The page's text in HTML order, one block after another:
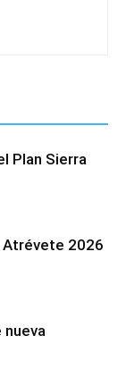
Plan Sierra
Atrévete 2026
nueva